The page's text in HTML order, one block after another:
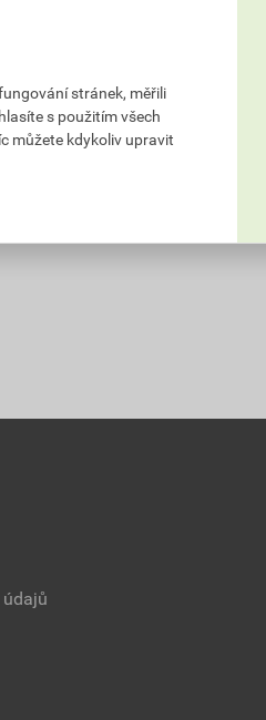
stránek, měřili
s použitím všech
můžete kdykoliv upravit